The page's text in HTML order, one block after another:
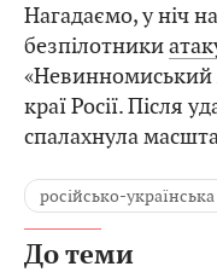
Нагадаємо, у ніч
безпілотники
«Невинномиський
краї Росії. Після
спалахнула
російсько-
До теми